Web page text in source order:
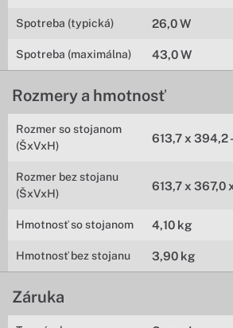
Spotreba (typická) 26,0 W
Spotreba (maximálna) 43,0 W
Rozmery a hmotnosť
Rozmer so stojanom
(ŠxVxH)
613,7 x 394,2
Rozmer bez stojanu
(ŠxVxH)
613,7 x 367,0
Hmotnosť so stojanom 4,10 kg
Hmotnosť bez stojanu 3,90 kg
Záruka